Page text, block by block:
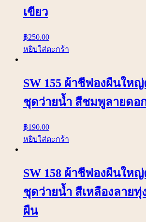
เขียว
฿250.00
หยิบใส่ตะกร้า
SW 155 ผ้าชีฟองผืนให
ชุดว่ายน้ำ สีชมพูลายดอ
฿190.00
หยิบใส่ตะกร้า
SW 158 ผ้าชีฟองผืนให
ชุดว่ายน้ำ สีเหลืองลายทุ่
ผืน